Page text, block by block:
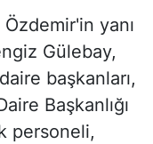
yanı
Gülebay,
başkanları,
Başkanlığı
personeli,